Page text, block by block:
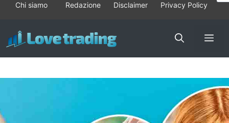
contenuto
Chi siamo Redazione Disclaimer Privacy Policy